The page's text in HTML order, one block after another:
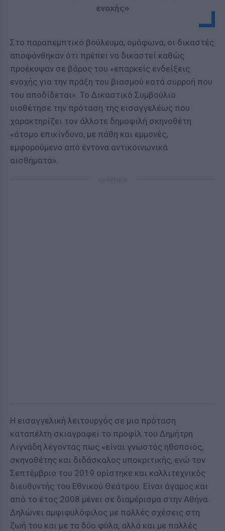
ενοχής»
Στο παραπεμπτικό βούλευμα, ομόφωνα, οι δικαστές
αποφάνθηκαν ότι πρέπει να δικαστεί καθώς
προέκυψαν σε βάρος του «επαρκείς ενδείξεις
ενοχής για την πράξη του βιασμού κατά συρροή που
του αποδίδεται». Το Δικαστικό Συμβούλιο
υιοθέτησε την πρόταση της εισαγγελέως που
χαρακτηρίζει τον άλλοτε δημοφιλή σκηνοθέτη
«άτομο επικίνδυνο, με πάθη και εμμονές,
εμφορούμενο από έντονα αντικοινωνικά
αισθήματα».
Η εισαγγελική λειτουργός σε μια πρόταση
καταπέλτη σκιαγραφεί το προφίλ του Δημήτρη
Λιγνάδη λέγοντας πως «είναι γνωστός ηθοποιός,
σκηνοθέτης και διδάσκαλος υποκριτικής, ενώ τον
Σεπτέμβριο του 2019 ορίστηκε και καλλιτεχνικός
διευθυντής του Εθνικού Θεάτρου. Είναι άγαμος και
από το έτος 2008 μένει σε διαμέρισμα στην Αθήνα.
Δηλώνει αμφιφυλόφιλος με πολλές σχέσεις στη
ζωή του και με τα δύο φύλα, αλλά και με πολλές